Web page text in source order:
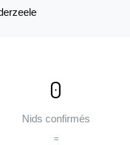
0
Nids confirmés
=